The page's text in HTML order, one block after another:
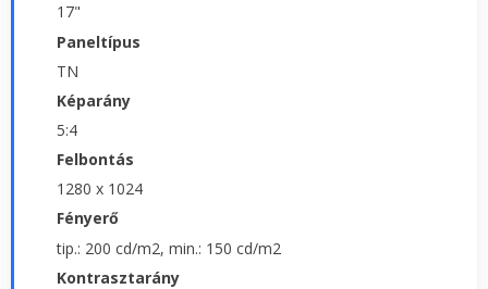
17"
Paneltípus
TN
Képarány
5:4
Felbontás
1280 x 1024
Fényerő
tip.: 200 cd/m2, min.: 150 cd/m2
Kontrasztarány